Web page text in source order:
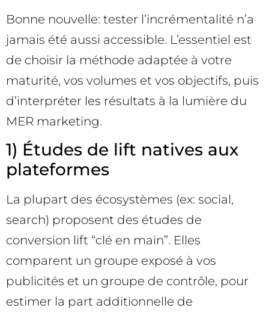
Bonne nouvelle: tester l’incrémentalité n’a
jamais été aussi accessible. L’essentiel est
de choisir la méthode adaptée à votre
maturité, vos volumes et vos objectifs, puis
d’interpréter les résultats à la lumière du
MER marketing.
1) Études de lift natives aux
plateformes
La plupart des écosystèmes (ex: social,
search) proposent des études de
conversion lift “clé en main”. Elles
comparent un groupe exposé à vos
publicités et un groupe de contrôle, pour
estimer la part additionnelle de